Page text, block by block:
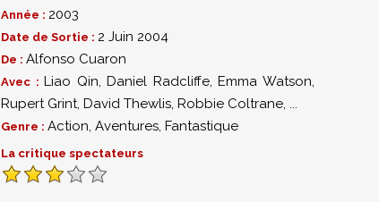
Année : 2003
Date de Sortie : 2 Juin 2004
De : Alfonso Cuaron
Avec : Liao Qin,Daniel Radcliffe,Emma Watson,
Rupert Grint, David Thewlis, Robbie Coltrane, ...
Genre : Action, Aventures, Fantastique
La critique spectateurs